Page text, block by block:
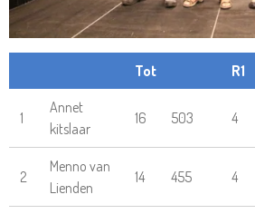
Tot R1
1
Annet
kitslaar
16 503 4
2
Menno van
Lienden
14 455 4